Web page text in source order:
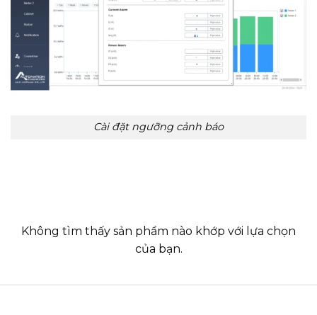
Cài đặt ngưỡng cảnh báo
Không tìm thấy sản phẩm nào khớp với lựa chọn
của bạn.